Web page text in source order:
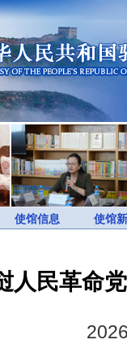
使馆信息 使馆
人民革命